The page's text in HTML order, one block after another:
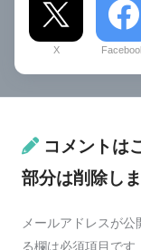
X
コメントは
部分は削除しま
メールアドレスが公
る欄は必須項目です